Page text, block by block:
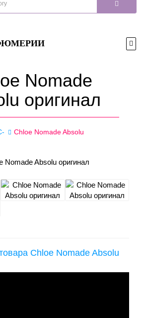
Nomade
оригинал
Chloe Nomade Absolu
Chloe Nomade Absolu